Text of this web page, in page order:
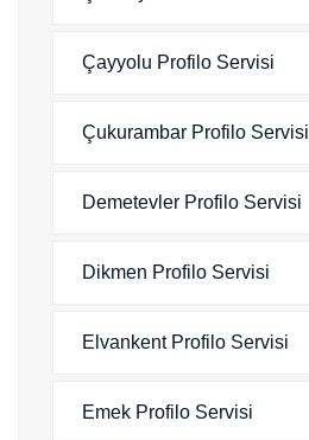
Çayyolu Profilo Servisi
Çukurambar Profilo Servisi
Demetevler Profilo Servisi
Dikmen Profilo Servisi
Elvankent Profilo Servisi
Emek Profilo Servisi